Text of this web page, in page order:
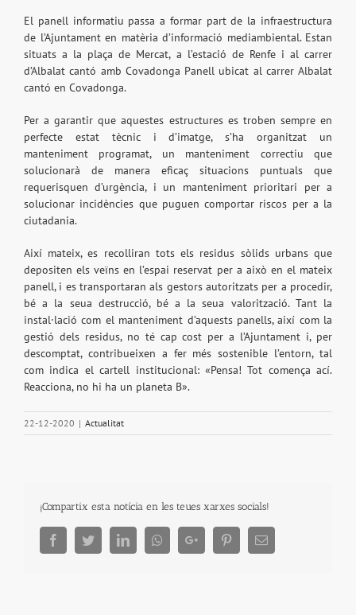
El panell informatiu passa a formar part de la infraestructura
de l’Ajuntament en matèria d’informació mediambiental. Estan
situats a la plaça de Mercat, a l’estació de Renfe i al carrer
d’Albalat cantó amb Covadonga Panell ubicat al carrer Albalat
cantó en Covadonga.
Per a garantir que aquestes estructures es troben sempre en
perfecte estat tècnic i d’imatge, s’ha organitzat un
manteniment programat, un manteniment correctiu que
solucionarà de manera eficaç situacions puntuals que
requerisquen d’urgència, i un manteniment prioritari per a
solucionar incidències que puguen comportar riscos per a la
ciutadania.
Així mateix, es recolliran tots els residus sòlids urbans que
depositen els veïns en l’espai reservat per a això en el mateix
panell, i es transportaran als gestors autoritzats per a procedir,
bé a la seua destrucció, bé a la seua valorització. Tant la
instal·lació com el manteniment d’aquests panells, així com la
gestió dels residus, no té cap cost per a l’Ajuntament i, per
descomptat, contribueixen a fer més sostenible l’entorn, tal
com indica el cartell institucional: «Pensa! Tot comença ací.
Reacciona, no hi ha un planeta B».
22-12-2020 | Actualitat
¡Compartix esta notícia en les teues xarxes socials!
FacebookTwitterLinkedInWhatsappGoogle+ PinterestEmail